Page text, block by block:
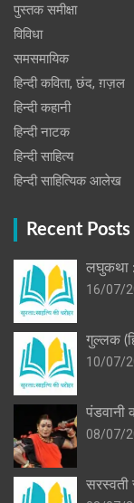
पुस्‍तक समीक्षा
विविधा
समसमायिक
हिन्दी कविता, छंद, ग़ज़ल
हिन्दी कहानी
हिन्‍दी नाटक
हिन्दी साहित्य
हिन्दी साहित्यिक आलेख
Recent Posts
लघुकथा :
16/07/
गुल्लक
10/07/
पंडवानी
08/07/
सरस्वती